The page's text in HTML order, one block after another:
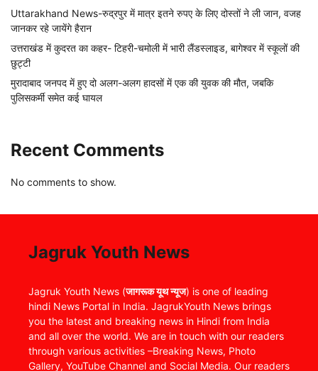
Uttarakhand News-रुद्रपुर में मात्र इतने रुपए के लिए दोस्तों ने ली जान, वजह
जानकर रहे जायेंगे हैरान
उत्तराखंड में कुदरत का कहर- टिहरी-चमोली में भारी लैंडस्लाइड, बागेश्वर में स्कूलों की
छुट्टी
मुरादाबाद जनपद में हुए दो अलग-अलग हादसों में एक की युवक की मौत, जबकि
पुलिसकर्मी समेत कई घायल
Recent Comments
No comments to show.
Jagruk Youth News
Jagruk Youth News (जागरूक यूथ न्यूज) is one of leading
hindi News Portal in India. JagrukYouth News brings
you the latest and breaking news in Hindi from India
and all over the world. We are in touch with our readers
through various activities –Breaking News, Photo
Gallery, YouTube Channel and Social Media. Our readers